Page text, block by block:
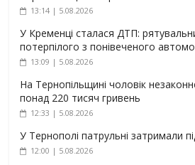
13:14 | 5.08.2026
У Кременці сталася ДТП:
потерпілого з понівеченого
13:09 | 5.08.2026
На Тернопільщині чоловік
понад 220 тисяч гривень
12:33 | 5.08.2026
У Тернополі патрульні затримали
12:00 | 5.08.2026